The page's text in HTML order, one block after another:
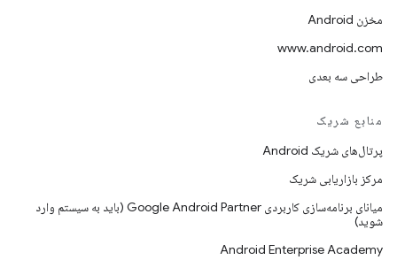
مخزن Android
www.android.com
طراحی سه بعدی
منابع شریک
پرتال‌های شریک Android
مرکز بازاریابی شریک
میانای برنامه‌سازی کاربردی Google Android Partner (باید به سیستم وارد
شوید)
Android Enterprise Academy